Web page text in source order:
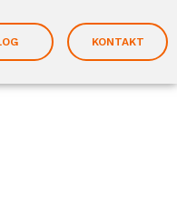
KONTAKT